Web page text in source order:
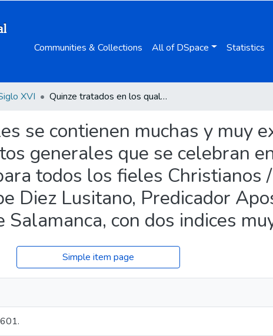
Communities & Collections All of DSpace Statistics
XVI Quinze tratados en los quales se contienen muchas y muy excelentes consideraciones para los actos generales que se celebran en la sancta Iglesia de Dios, muy prouechosos para todos los fieles Christianos / compuesto por el muy Reuerendo P. F. Philippe Diez Lusitano, Predicador Apostolico, hijo del Conuento de S. Francisco de Salamanca, con dos indices muy copiosos ...
se contienen muchas y muy
generales que se celebran
todos los fieles Christianos
Diez Lusitano, Predicador
Salamanca, con dos indices
Simple item page